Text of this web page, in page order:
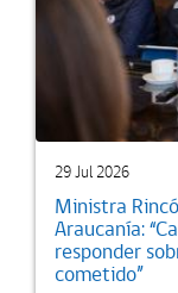
29 Jul 2026
Ministra
Araucanía:
responder
cometido”